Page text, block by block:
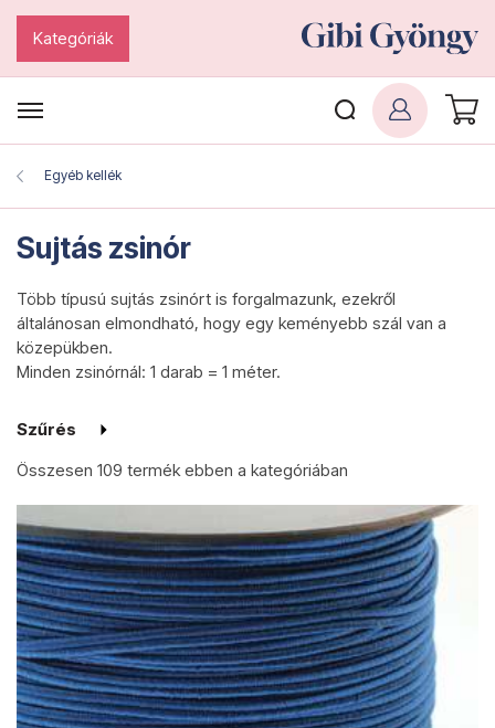
Kategóriák
Egyéb kellék
Sujtás zsinór
Több típusú sujtás zsinórt is forgalmazunk, ezekről
általánosan elmondható, hogy egy keményebb szál van a
közepükben.
Minden zsinórnál: 1 darab = 1 méter.
Szűrés
Összesen 109 termékebben a kategóriában